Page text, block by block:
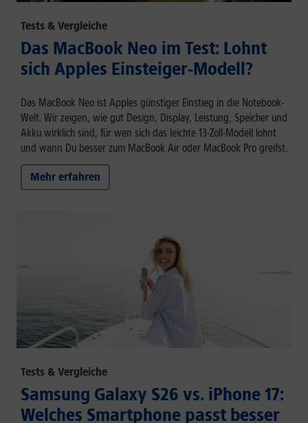
Tests & Vergleiche
Das MacBook Neo im Test: Lohnt
sich Apples Einsteiger-Modell?
Das MacBook Neo ist Apples günstiger Einstieg in die Notebook-
Welt. Wir zeigen, wie gut Design, Display, Leistung, Speicher und
Akku wirklich sind, für wen sich das leichte 13-Zoll-Modell lohnt
und wann Du besser zum MacBook Air oder MacBook Pro greifst.
Mehr erfahren
Tests & Vergleiche
Samsung Galaxy S26 vs. iPhone 17:
Welches Smartphone passt besser